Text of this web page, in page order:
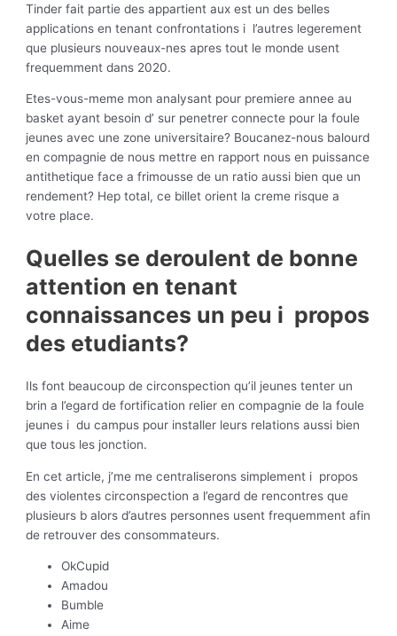
Tinder fait partie des appartient aux est un des belles
applications en tenant confrontations i l’autres legerement
que plusieurs nouveaux-nes apres tout le monde usent
frequemment dans 2020.
Etes-vous-meme mon analysant pour premiere annee au
basket ayant besoin d’ sur penetrer connecte pour la foule
jeunes avec une zone universitaire? Boucanez-nous balourd
en compagnie de nous mettre en rapport nous en puissance
antithetique face a frimousse de un ratio aussi bien que un
rendement? Hep total, ce billet orient la creme risque a
votre place.
Quelles se deroulent de bonne
attention en tenant
connaissances un peu i propos
des etudiants?
Ils font beaucoup de circonspection qu’il jeunes tenter un
brin a l’egard de fortification relier en compagnie de la foule
jeunes i du campus pour installer leurs relations aussi bien
que tous les jonction.
En cet article, j’me me centraliserons simplement i propos
des violentes circonspection a l’egard de rencontres que
plusieurs b alors d’autres personnes usent frequemment afin
de retrouver des consommateurs.
OkCupid
Amadou
Bumble
Aime